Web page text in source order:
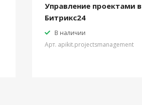
Управление проектами в
Битрикс24
В наличии
Арт. apikit.projectsmanagement